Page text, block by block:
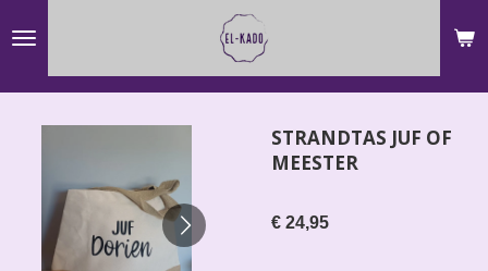
STRANDTAS JUF OF
MEESTER
€ 24,95